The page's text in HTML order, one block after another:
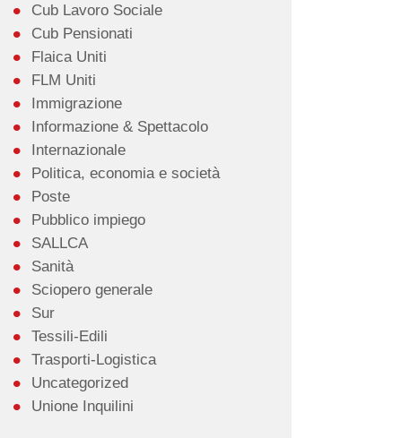
Cub Lavoro Sociale
Cub Pensionati
Flaica Uniti
FLM Uniti
Immigrazione
Informazione & Spettacolo
Internazionale
Politica, economia e società
Poste
Pubblico impiego
SALLCA
Sanità
Sciopero generale
Sur
Tessili-Edili
Trasporti-Logistica
Uncategorized
Unione Inquilini